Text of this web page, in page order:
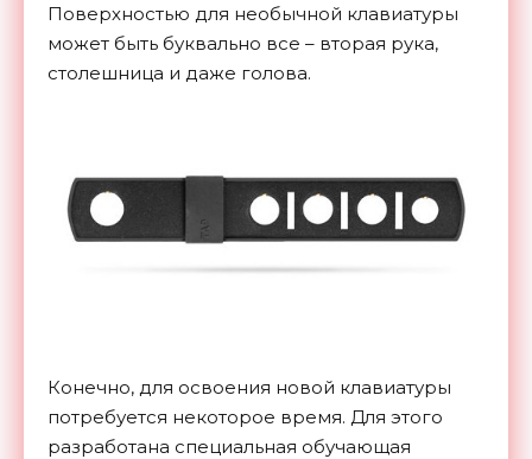
Поверхностью для необычной клавиатуры
может быть буквально все – вторая рука,
столешница и даже голова.
Конечно, для освоения новой клавиатуры
потребуется некоторое время. Для этого
разработана специальная обучающая